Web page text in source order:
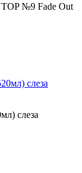
№9 Fade Out
слеза